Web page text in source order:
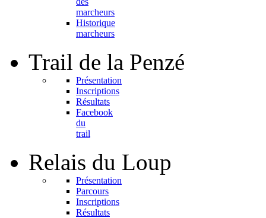
marcheurs
Historique
marcheurs
Trail de la Penzé
Présentation
Inscriptions
Résultats
Facebook
du
trail
Relais du Loup
Présentation
Parcours
Inscriptions
Résultats